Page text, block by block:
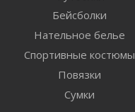
Бейсболки
Нательное белье
Спортивные костюмы
Повязки
Сумки